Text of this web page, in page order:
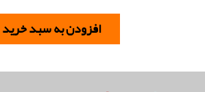
افزودن به سبد خرید